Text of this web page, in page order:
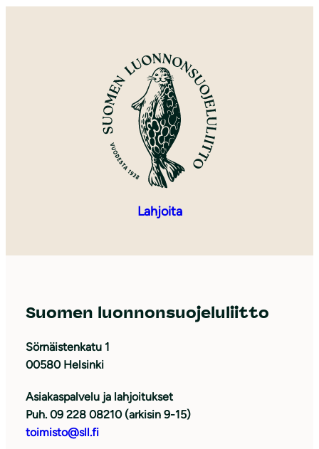
Lahjoita
Suomen luonnonsuojeluliitto
Sörnäistenkatu 1
00580 Helsinki
Asiakaspalvelu ja lahjoitukset
Puh. 09 228 08210 (arkisin 9-15)
toimisto@sll.fi